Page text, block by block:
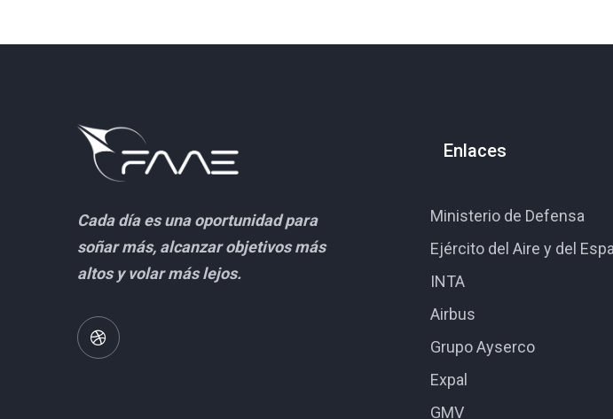
Cada día es una oportunidad para
soñar más, alcanzar objetivos más
altos y volar más lejos.
Enlaces
Ministerio de Defensa
Ejército del Aire y del
INTA
Airbus
Grupo Ayserco
Expal
GMV